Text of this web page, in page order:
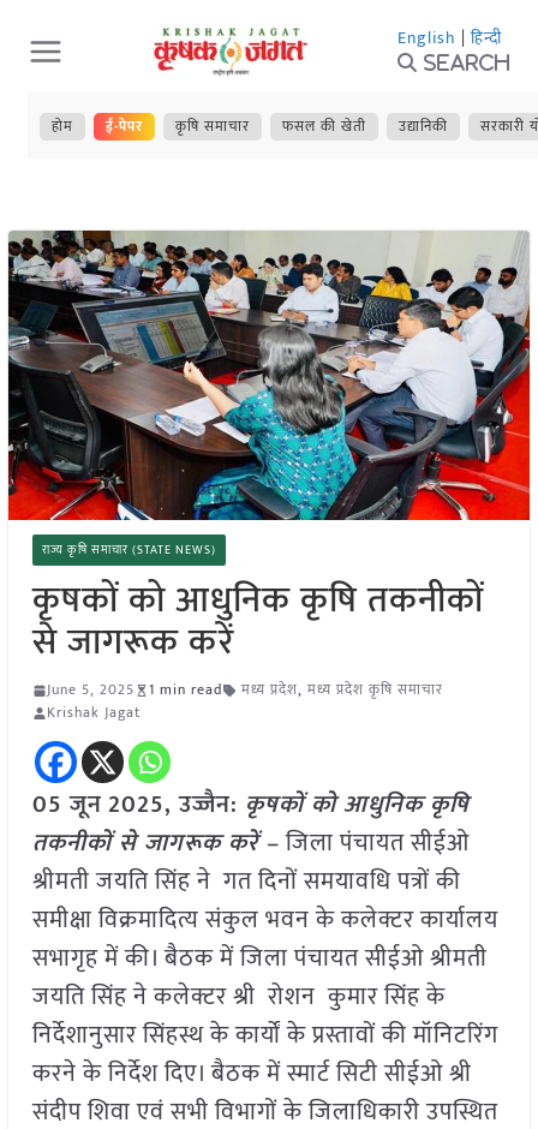
Skip
to
content
English | हिन्दी
Search
होम ई-पेपर कृषि समाचार फसल की खेती उद्यानिकी सरकारी
राज्य कृषि समाचार (STATE NEWS)
कृषकों को आधुनिक कृषि तकनीकों
से जागरूक करें
June 5, 2025 1 min read मध्य प्रदेश, मध्य प्रदेश कृषि समाचार
Krishak Jagat
05 जून 2025,उज्जैन: कृषकों को आधुनिक कृषि
तकनीकों से जागरूक करें –जिला पंचायत सीईओ
श्रीमती जयति सिंह ने गत दिनों समयावधि पत्रों की
समीक्षा विक्रमादित्य संकुल भवन के कलेक्टर कार्यालय
सभागृह में की। बैठक में जिला पंचायत सीईओ श्रीमती
जयति सिंह ने कलेक्टर श्री रोशन कुमार सिंह के
निर्देशानुसार सिंहस्थ के कार्यों के प्रस्तावों की मॉनिटरिंग
करने के निर्देश दिए। बैठक में स्मार्ट सिटी सीईओ श्री
संदीप शिवा एवं सभी विभागों के जिलाधिकारी उपस्थित